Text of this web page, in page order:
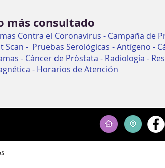
más consultado
Contra el Coronavirus - Campaña de
Scan - Pruebas Serológicas -Antígeno -
- Cáncer de Próstata - Radiología -
- Horarios de Atención